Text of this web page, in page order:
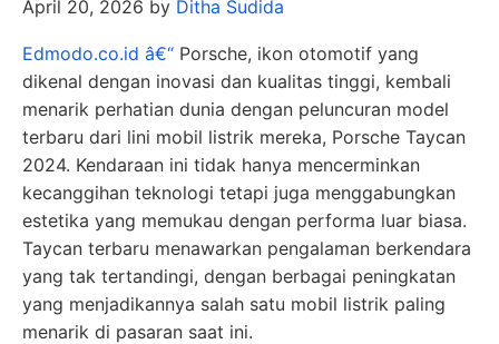
April 20, 2026 by Ditha Sudida
Edmodo.co.id â€“ Porsche, ikon otomotif yang
dikenal dengan inovasi dan kualitas tinggi, kembali
menarik perhatian dunia dengan peluncuran model
terbaru dari lini mobil listrik mereka, Porsche Taycan
2024. Kendaraan ini tidak hanya mencerminkan
kecanggihan teknologi tetapi juga menggabungkan
estetika yang memukau dengan performa luar biasa.
Taycan terbaru menawarkan pengalaman berkendara
yang tak tertandingi, dengan berbagai peningkatan
yang menjadikannya salah satu mobil listrik paling
menarik di pasaran saat ini.